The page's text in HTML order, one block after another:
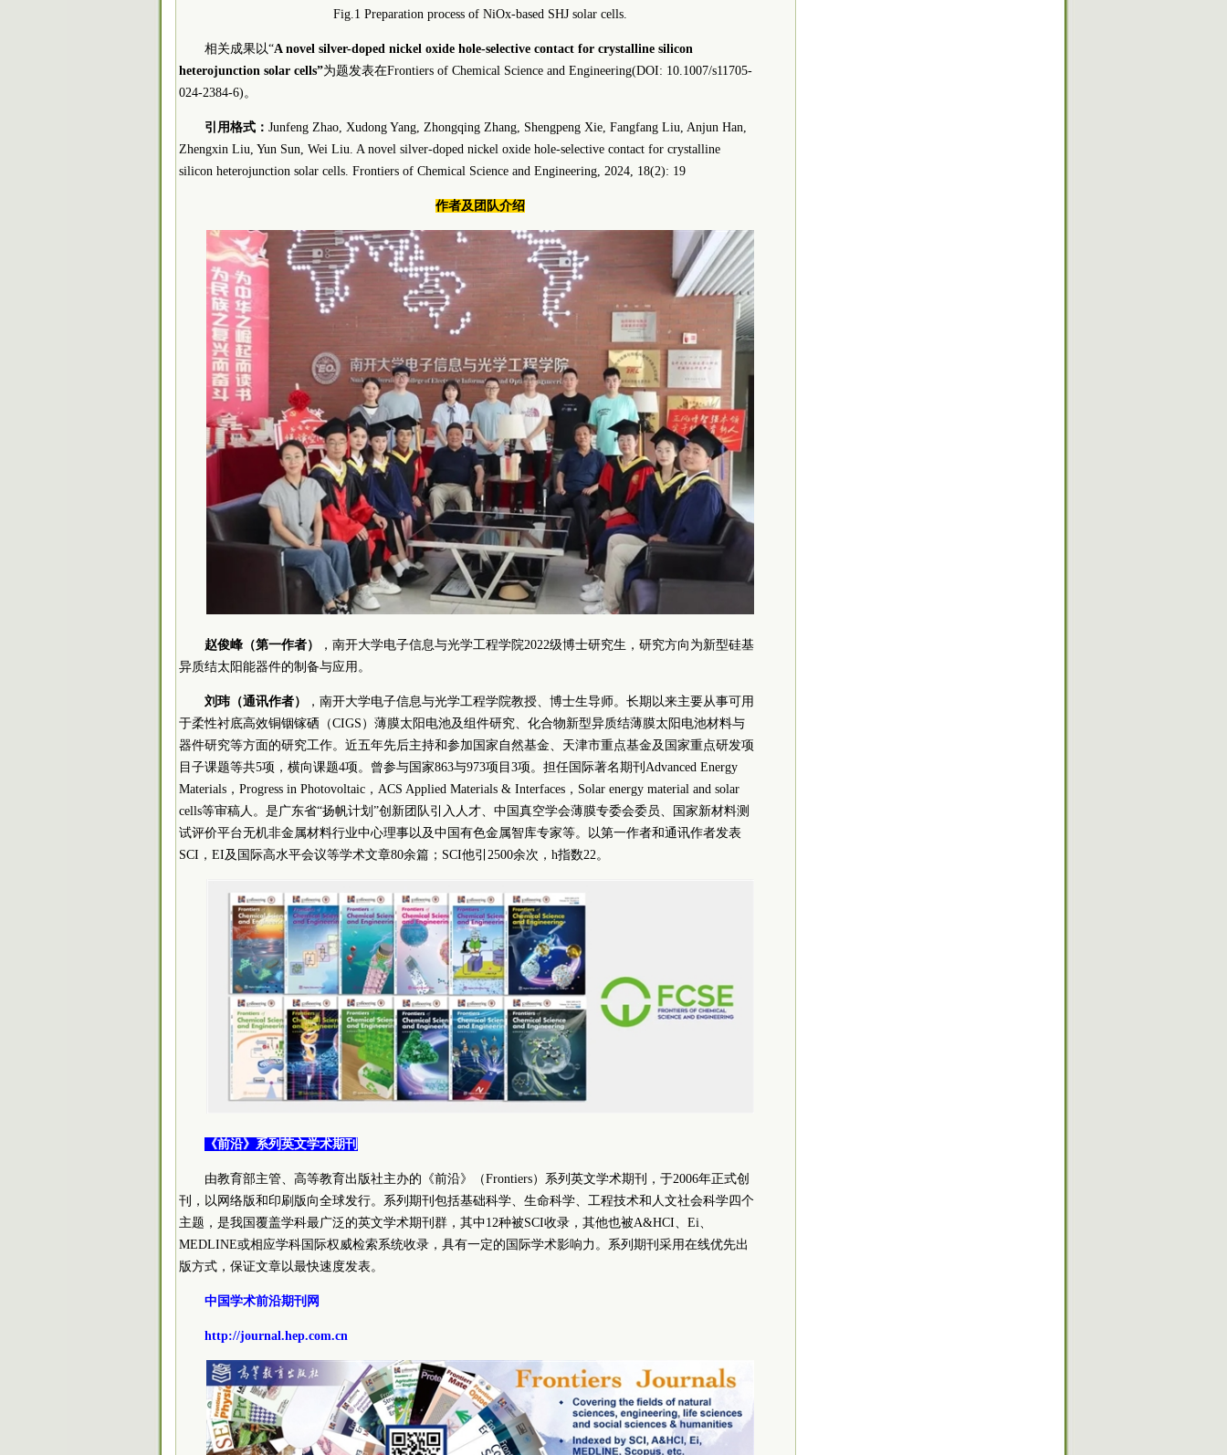
Fig.1 Preparation process of NiOx-based SHJ solar cells.
相关成果以“A novel silver-doped nickel oxide hole-selective contact for crystalline silicon
heterojunction solar cells”为题发表在Frontiers of Chemical Science and Engineering(DOI: 10.1007/s11705-
024-2384-6)。
引用格式： Junfeng Zhao, Xudong Yang, Zhongqing Zhang, Shengpeng Xie, Fangfang Liu, Anjun Han,
Zhengxin Liu, Yun Sun, Wei Liu. A novel silver-doped nickel oxide hole-selective contact for crystalline
silicon heterojunction solar cells. Frontiers of Chemical Science and Engineering, 2024, 18(2): 19
作者及团队介绍
赵俊峰（第一作者）
，南开大学电子信息与光学工程学院2022级博士研究生，研究方向为新型硅基
异质结太阳能器件的制备与应用。
刘玮（通讯作者）
，南开大学电子信息与光学工程学院教授、博士生导师。长期以来主要从事可用
于柔性衬底高效铜铟镓硒（CIGS）薄膜太阳电池及组件研究、化合物新型异质结薄膜太阳电池材料与
器件研究等方面的研究工作。近五年先后主持和参加国家自然基金、天津市重点基金及国家重点研发项
目子课题等共5项，横向课题4项。曾参与国家863与973项目3项。担任国际著名期刊Advanced Energy
Materials，Progress in Photovoltaic，ACS Applied Materials & Interfaces，Solar energy material and solar
cells等审稿人。是广东省“扬帆计划”创新团队引入人才、中国真空学会薄膜专委会委员 、国家新材料测
试评价平台无机非金属材料行业中心理事以及中国有色金属智库专家等。以第一作者和通讯作者发表
SCI，EI及国际高水平会议等学术文章80余篇；SCI他引2500余次，h指数22。
《前沿》系列英文学术期刊
由教育部主管、高等教育出版社主办的《前沿》（Frontiers）系列英文学术期刊，于2006年正式创
刊，以网络版和印刷版向全球发行。系列期刊包括基础科学、生命科学、工程技术和人文社会科学四个
主题，是我国覆盖学科最广泛的英文学术期刊群，其中12种被SCI收录，其他也被A&HCI、Ei、
MEDLINE或相应学科国际权威检索系统收录，具有一定的国际学术影响力。系列期刊采用在线优先出
版方式，保证文章以最快速度发表。
中国学术前沿期刊网
http://journal.hep.com.cn